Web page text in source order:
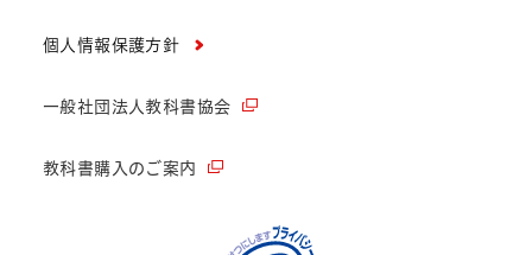
個人情報保護方針
一般社団法人教科書協会
教科書購入のご案内